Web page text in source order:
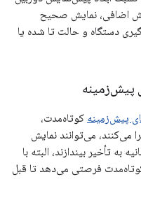
اضافی، نمایش صحیح
دستگاه و حالت تا شده یا
پیش‌زمینه کوتاه‌مدت،
۱۲ یا بالاتر را اجرا می‌کنند، می‌توانند نمایش
فرصتی می‌دهد تا قبل